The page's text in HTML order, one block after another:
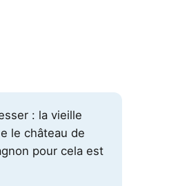
: la vieille
le château de
pour cela est